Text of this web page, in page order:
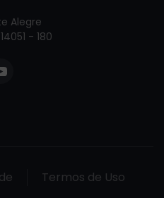
Alegre
- 180
Termos de Uso